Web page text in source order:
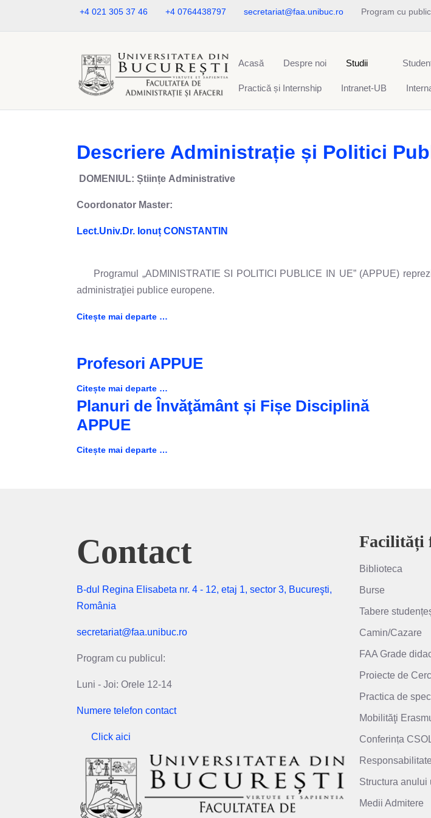
+4 021 305 37 46 +4 0764438797 secretariat@faa.unibuc.ro Program cu
Acasă Despre noi Studii
Practică și Internship Intranet-UB
Descriere Administrație și Politici
DOMENIUL: Științe Administrative
Coordonator Master:
Lect.Univ.Dr. Ionuț CONSTANTIN
Programul „ADMINISTRATIE SI POLITICI PUBLICE IN UE” (APPUE)
administraţiei publice europene.
Citește mai departe …
Profesori APPUE
Citește mai departe …
Planuri de Învăţământ și Fișe Disciplină
APPUE
Citește mai departe …
Contact
B-dul Regina Elisabeta nr. 4 - 12, etaj 1, sector 3, Bucureşti,
România
secretariat@faa.unibuc.ro
Program cu publicul:
Luni - Joi: Orele 12-14
Numere telefon contact
Click aici
Facilități
Biblioteca
Burse
Tabere
Camin/Cazare
FAA Grade
Proiecte de
Practica de
Mobilităţi
Conferința
Structura anului
Medii Admitere